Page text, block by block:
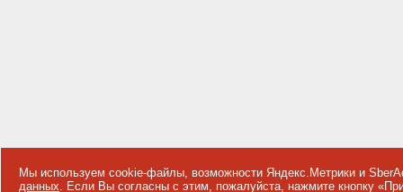
Мы используем cookie-файлы, возможности Яндекс.Метрики и
данных. Если Вы согласны с этим, пожалуйста, нажмите кнопку